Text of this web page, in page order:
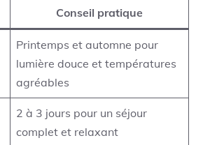
Conseil pratique
Printemps et automne pour
lumière douce et températures
agréables
2 à 3 jours pour un séjour
complet et relaxant